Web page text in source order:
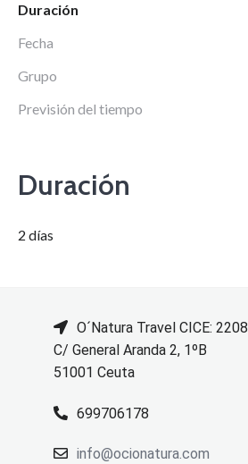
Duración
Fecha
Grupo
Previsión del tiempo
Duración
2 días
O´Natura Travel CICE: 2208
C/ General Aranda 2, 1ºB
51001 Ceuta
699706178
info@ocionatura.com